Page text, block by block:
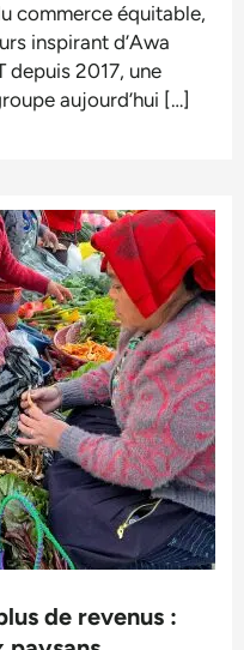
commerce équitable,
inspirant d’Awa
depuis 2017, une
aujourd’hui […]
de revenus :